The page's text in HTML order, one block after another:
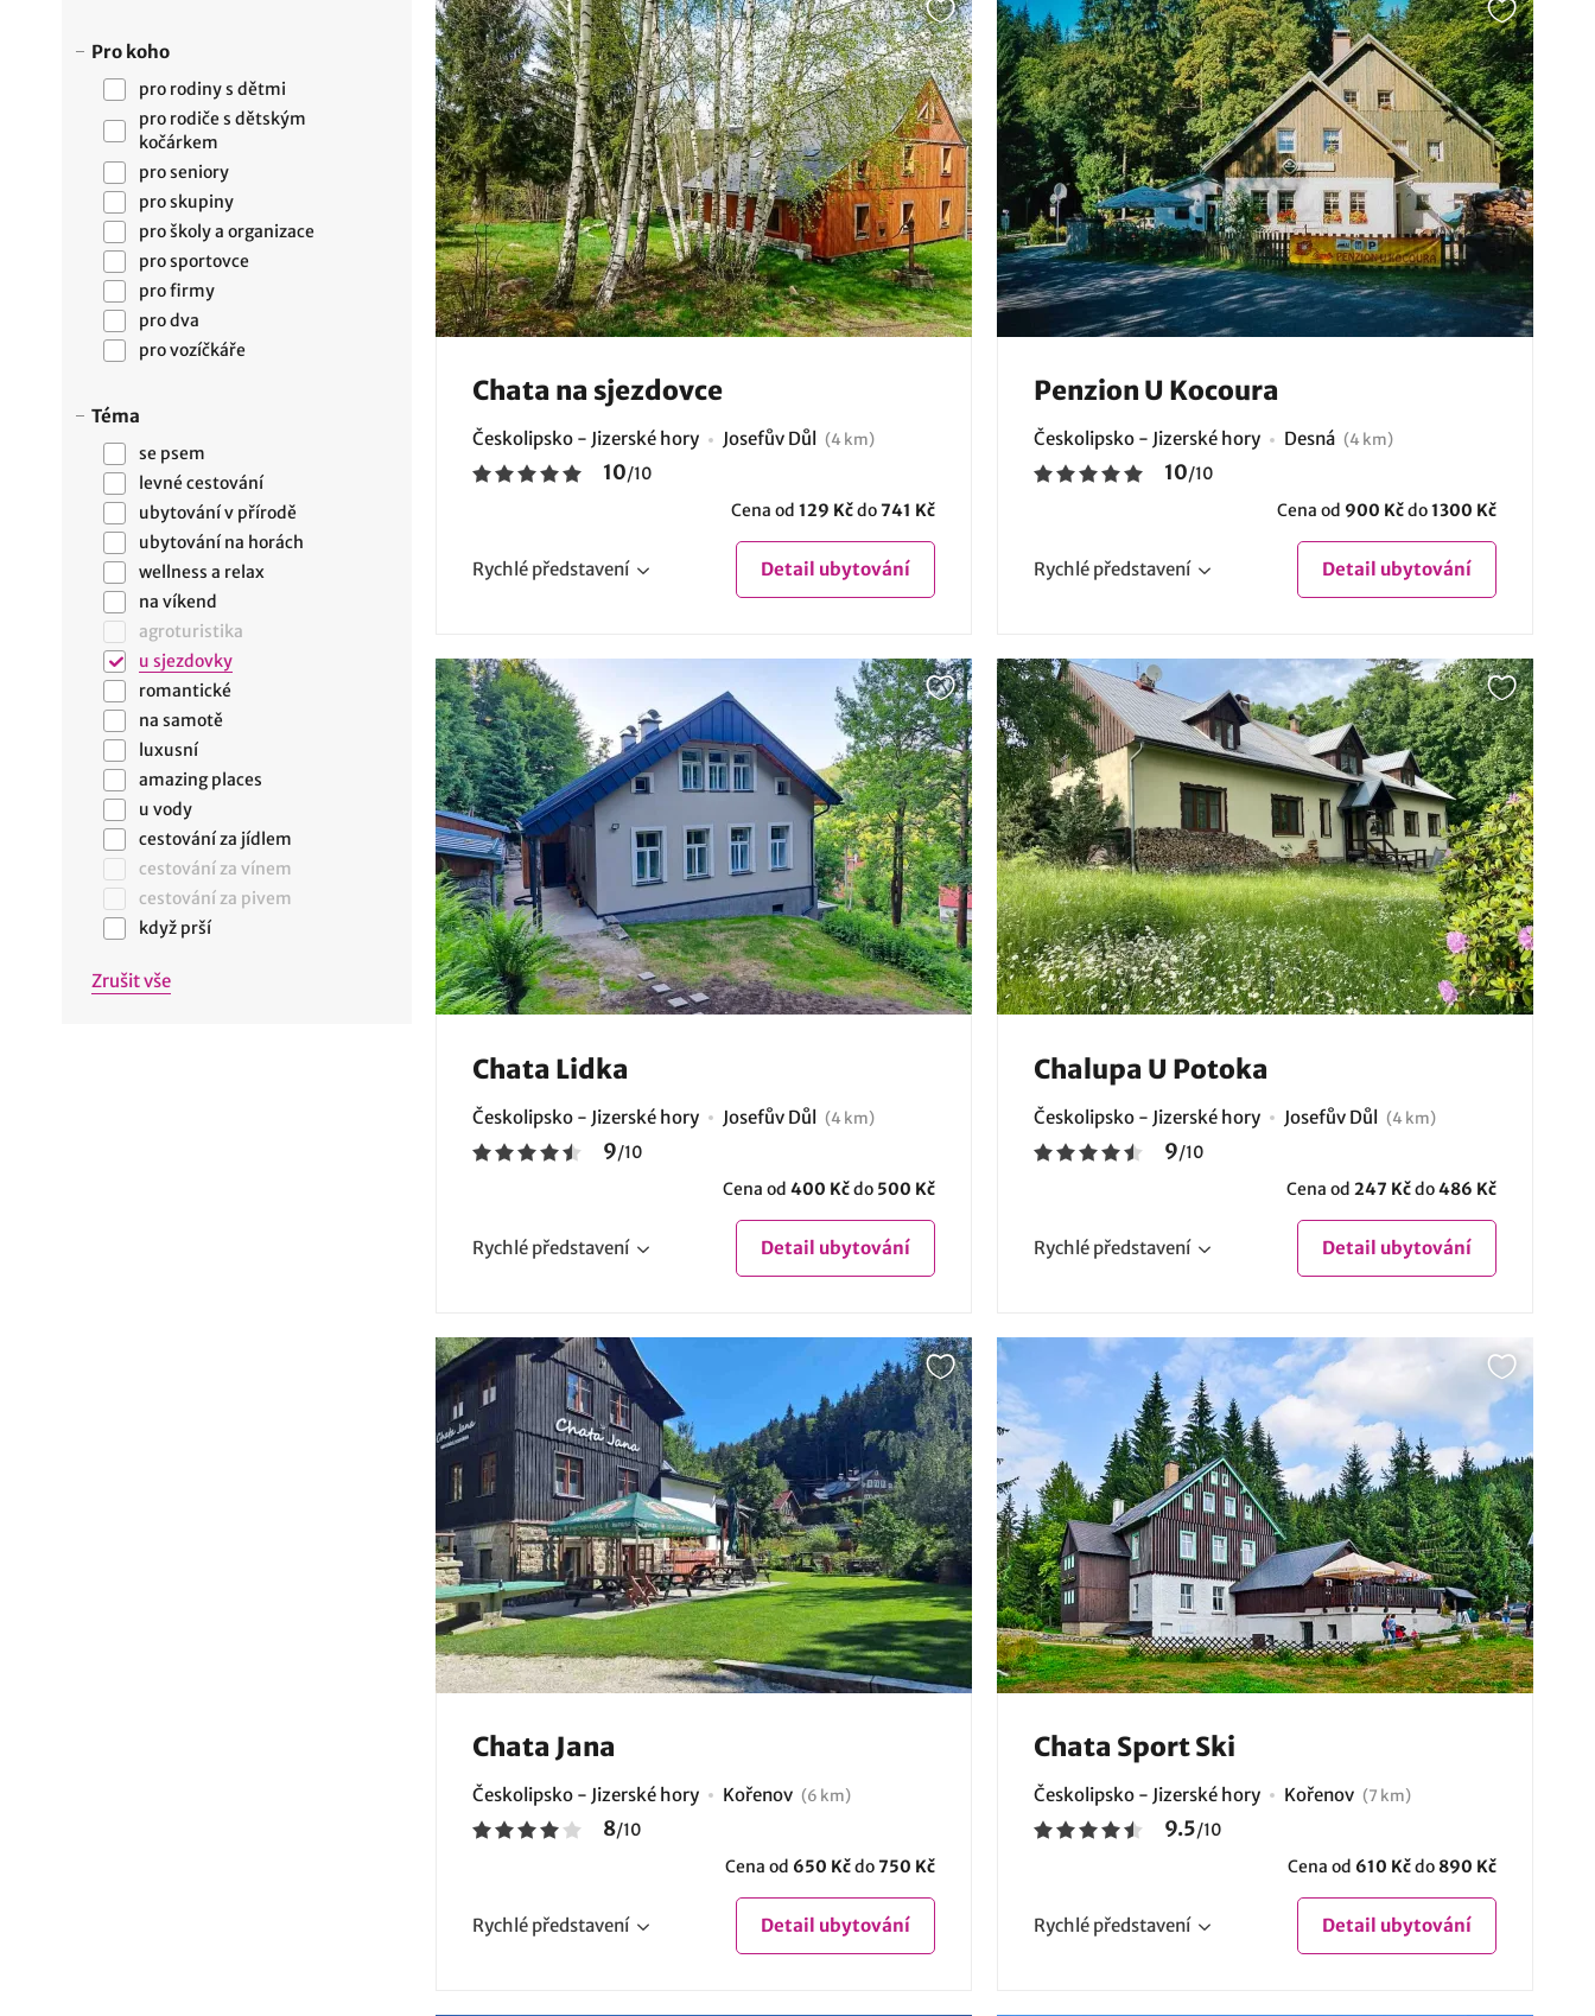
Pro koho
pro rodiny s dětmi
pro rodiče s dětským
kočárkem
pro seniory
pro skupiny
pro školy a organizace
pro sportovce
pro firmy
pro dva
pro vozíčkáře
Téma
se psem
levné cestování
ubytování v přírodě
ubytování na horách
wellness a relax
na víkend
agroturistika
u sjezdovky
romantické
na samotě
luxusní
amazing places
u vody
cestování za jídlem
cestování za vínem
cestování za pivem
když prší
Zrušit vše
Chata na sjezdovce
Českolipsko - Jizerské hory Josefův Důl (4 km)
10/10
Cena od 129 Kčdo741 Kč
Rychlé představení Detail ubytování
Penzion U Kocoura
Českolipsko - Jizerské hory Desná (4 km)
10/10
Cena od 900 Kčdo1300 Kč
Rychlé představení Detail ubytování
Chata Lidka
Českolipsko - Jizerské hory Josefův Důl (4 km)
9/10
Cena od 400 Kčdo 500 Kč
Rychlé představení Detail ubytování
Chalupa U Potoka
Českolipsko - Jizerské hory Josefův Důl (4 km)
9/10
Cena od 247 Kčdo486 Kč
Rychlé představení Detail ubytování
Chata Jana
Českolipsko - Jizerské hory Kořenov (6 km)
8/10
Cena od 650 Kčdo750 Kč
Rychlé představení Detail ubytování
Chata Sport Ski
Českolipsko - Jizerské hory Kořenov (7 km)
9.5/10
Cena od 610 Kčdo 890 Kč
Rychlé představení Detail ubytování